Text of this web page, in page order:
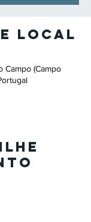
local
Campo (Campo